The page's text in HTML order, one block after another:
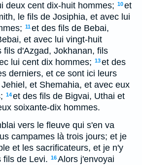
deux cent dix-huit hommes; 10et
le fils de Josiphia, et avec lui
11et des fils de Bebai,
et avec lui vingt-huit
fils d'Azgad, Jokhanan, fils
lui cent dix hommes; 13et des
derniers, et ce sont ici leurs
et Shemahia, et avec eux
14et des fils de Bigvai, Uthai et
soixante-dix hommes.
vers le fleuve qui s'en va
campames là trois jours; et je
et les sacrificateurs, et je n'y
fils de Levi. 16Alors j'envoyai